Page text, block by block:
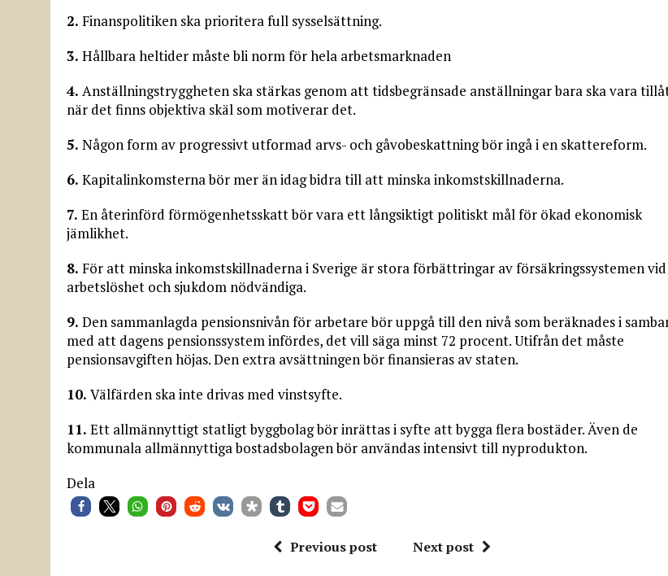
2. Finanspolitiken ska prioritera full sysselsättning.
3. Hållbara heltider måste bli norm för hela arbetsmarknaden
4. Anställningstryggheten ska stärkas genom att tidsbegränsade anställningar bara ska vara
när det finns objektiva skäl som motiverar det.
5. Någon form av progressivt utformad arvs- och gåvobeskattning bör ingå i en skattereform.
6. Kapitalinkomsterna bör mer än idag bidra till att minska inkomstskillnaderna.
7. En återinförd förmögenhetsskatt bör vara ett långsiktigt politiskt mål för ökad ekonomisk
jämlikhet.
8. För att minska inkomstskillnaderna i Sverige är stora förbättringar av försäkringssystemen vid
arbetslöshet och sjukdom nödvändiga.
9. Den sammanlagda pensionsnivån för arbetare bör uppgå till den nivå som beräknades i
med att dagens pensionssystem infördes, det vill säga minst 72 procent. Utifrån det måste
pensionsavgiften höjas. Den extra avsättningen bör finansieras av staten.
10. Välfärden ska inte drivas med vinstsyfte.
11. Ett allmännyttigt statligt byggbolag bör inrättas i syfte att bygga flera bostäder. Även de
kommunala allmännyttiga bostadsbolagen bör användas intensivt till nyprodukton.
Dela
Previous post Next post